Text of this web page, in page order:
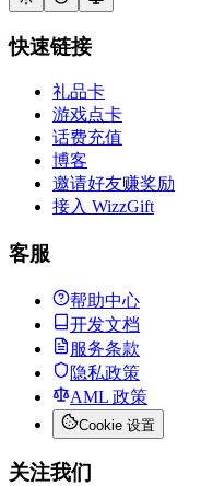
快速链接
礼品卡
游戏点卡
话费充值
博客
邀请好友赚奖励
接入 WizzGift
客服
帮助中心
开发文档
服务条款
隐私政策
AML 政策
Cookie 设置
关注我们